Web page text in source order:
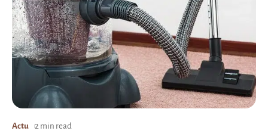
Actu 2 min read